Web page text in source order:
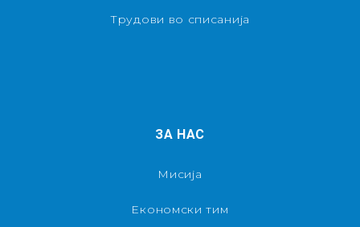
Трудови во списанија
ЗА НАС
Мисија
Економски тим